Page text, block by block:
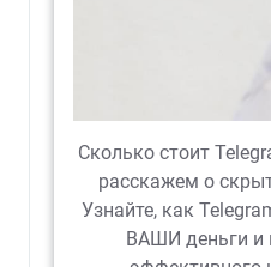
Сколько стоит
расскажем о
Узнайте, как
ВАШИ деньги и